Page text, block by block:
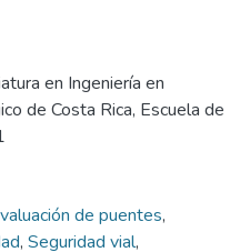
en Ingeniería en
de Costa Rica, Escuela de
de puentes,
, Seguridad vial,